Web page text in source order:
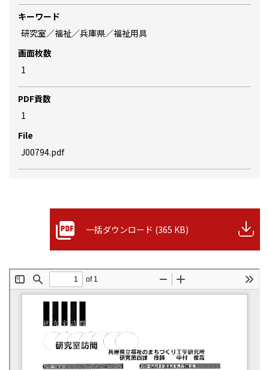
キーワード
研究室／福祉／兵庫県／福祉用具
画面枚数
1
PDF貢数
1
File
J00794.pdf
一括ダウンロード (365 KB)